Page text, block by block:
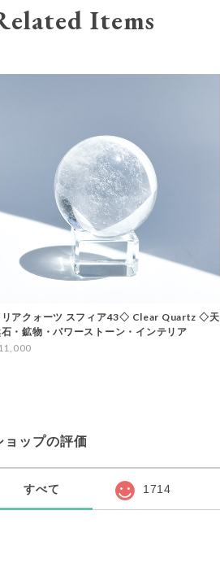
Items
リアクォーツ スフィア43◇ Clear Quartz ◇天
・鉱物・パワーストーン・インテリア
ョップの評価
すべて 1714